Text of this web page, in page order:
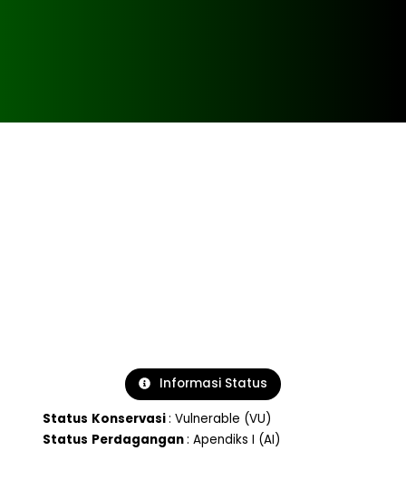
Informasi Status
Status Konservasi: Vulnerable (VU)
Status Perdagangan: Apendiks I (AI)